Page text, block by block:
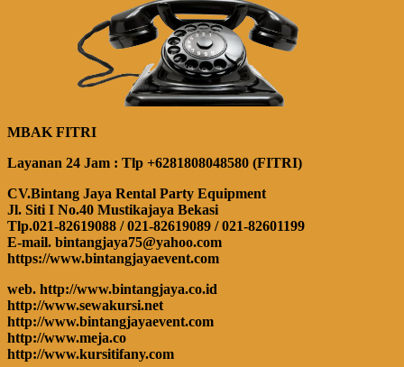
MBAK FITRI
Layanan 24 Jam : Tlp +6281808048580 (FITRI)
CV.Bintang Jaya Rental Party Equipment
Jl. Siti I No.40 Mustikajaya Bekasi
Tlp.021-82619088 / 021-82619089 / 021-82601199
E-mail. bintangjaya75@yahoo.com
https://www.bintangjayaevent.com
web. http://www.bintangjaya.co.id
http://www.sewakursi.net
http://www.bintangjayaevent.com
http://www.meja.co
http://www.kursitifany.com